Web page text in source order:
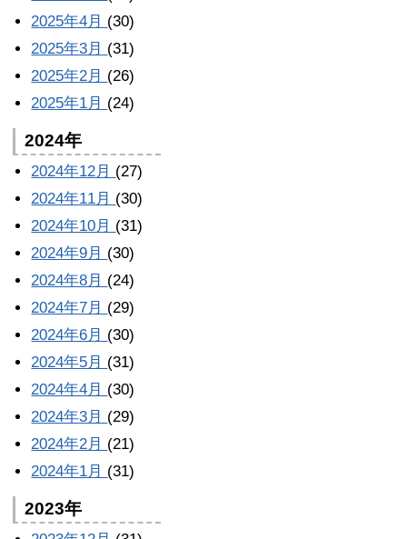
2025年4月 (30)
2025年3月 (31)
2025年2月 (26)
2025年1月 (24)
2024年
2024年12月 (27)
2024年11月 (30)
2024年10月 (31)
2024年9月 (30)
2024年8月 (24)
2024年7月 (29)
2024年6月 (30)
2024年5月 (31)
2024年4月 (30)
2024年3月 (29)
2024年2月 (21)
2024年1月 (31)
2023年